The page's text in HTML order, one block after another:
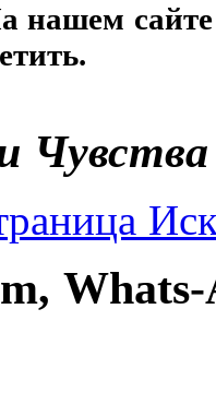
нашем
Чувства